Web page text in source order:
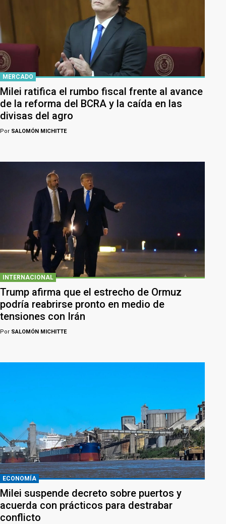
MERCADO
Milei ratifica el rumbo fiscal frente al avance
de la reforma del BCRA y la caída en las
divisas del agro
Por SALOMÓN MICHITTE
INTERNACIONAL
Trump afirma que el estrecho de Ormuz
podría reabrirse pronto en medio de
tensiones con Irán
Por SALOMÓN MICHITTE
ECONOMÍA
Milei suspende decreto sobre puertos y
acuerda con prácticos para destrabar
conflicto